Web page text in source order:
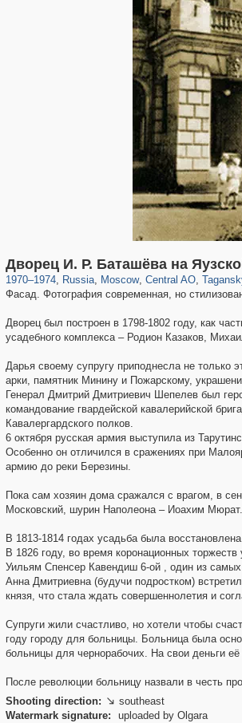
Дворец И. Р. Баташёва на
1970–1974, Russia
1,406,837 29,243
, Moscow
319,861 8,286
, Central AO
160,009 5,916
,
10,740
Фасад. Фотография современная, но
Дворец был построен в 1798-1802 году, как
усадебного комплекса – Родион Казаков,
Дарья своему супругу приподнесла не только
арки, памятник Минину и Пожарскому,
Генерал Дмитрий Дмитриевич Шепелев был
командование гвардейской кавалерийской
Кавалергардского полков.
6 октября русская армия выступила из
Особенно он отличился в сражениях при
армию до реки Березины.
Пока сам хозяин дома сражался с врагом, в
Московский, шурин Наполеона – Иоахим Мюрат.
В 1813-1814 годах усадьба была
В 1826 году, во время коронационных
Уильям Спенсер Кавендиш 6-ой , один из
Анна Дмитриевна (будучи подростком)
князя, что стала ждать совершеннолетия и
Супруги жили счастливо, но хотели чтобы
году городу для больницы. Больница была
больницы для чернорабочих. На свои деньги её
После революции больницу назвали в честь
Shooting direction:  southeast
Watermark signature:
uploaded by Olgara